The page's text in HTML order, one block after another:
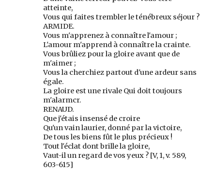
atteinte,
Vous qui faites trembler le ténébreux séjour ?
ARMIDE.
Vous m'apprenez à connaître l'amour ;
L'amour m'apprend à connaître la crainte.
Vous brûliez pour la gloire avant que de
m'aimer ;
Vous la cherchiez partout d'une ardeur sans
égale.
La gloire est une rivale Qui doit toujours
m'alarmcr.
RENAUD.
Que j'étais insensé de croire
Qu'un vain laurier, donné par la victoire,
De tous les biens fût le plus précieux !
Tout l'éclat dont brille la gloire,
Vaut-il un regard de vos yeux ? [V, 1, v. 589,
603-615]